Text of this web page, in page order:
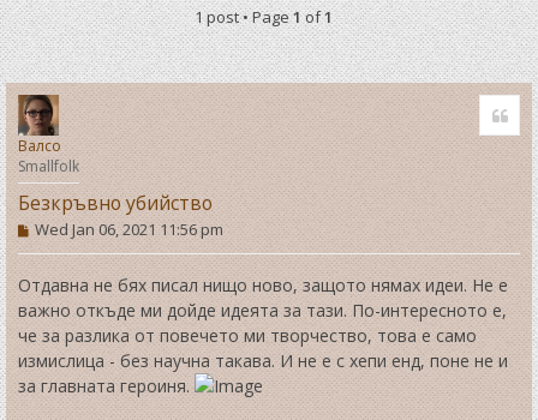
1 post • Page1of1
Валсо
Smallfolk
Безкръвно убийство
P
o
s
t
Wed Jan 06, 2021 11:56 pm
Отдавна не бях писал нищо ново, защото нямах идеи. Не е
важно откъде ми дойде идеята за тази. По-интересното е,
че за разлика от повечето ми творчество, това е само
измислица - без научна такава. И не е с хепи енд, поне не и
за главната героиня.